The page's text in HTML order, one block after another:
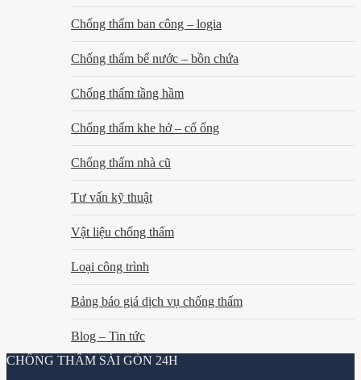
Chống thấm ban công – logia
Chống thấm bể nước – bồn chứa
Chống thấm tầng hầm
Chống thấm khe hở – cổ ống
Chống thấm nhà cũ
Tư vấn kỹ thuật
Vật liệu chống thấm
Loại công trình
Bảng báo giá dịch vụ chống thấm
Blog – Tin tức
CHỐNG THẤM SÀI GÒN 24H